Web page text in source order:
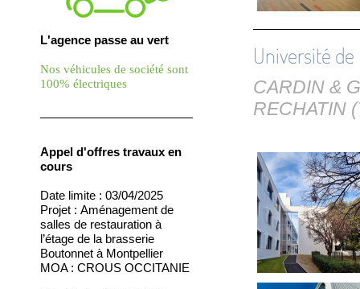
L'agence passe au vert
Nos véhicules de société sont
100% électriques
Appel d'offres travaux en
cours
Date limite : 03/04/2025
Projet : Aménagement de
salles de restauration à
l’étage de la brasserie
Boutonnet à Montpellier
MOA : CROUS OCCITANIE
Université
CARDIN &
RECHATIN